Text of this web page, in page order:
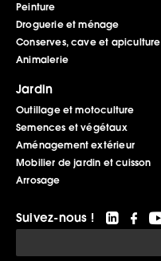
Peinture
Droguerie et ménage
Conserves, cave et apiculture
Animalerie
Jardin
Outillage et motoculture
Semences et végétaux
Aménagement extérieur
Mobilier de jardin et cuisson
Arrosage
Suivez-nous !